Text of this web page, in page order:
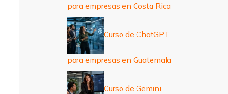
para empresas en Costa Rica
Curso de ChatGPT
para empresas en Guatemala
Curso de Gemini